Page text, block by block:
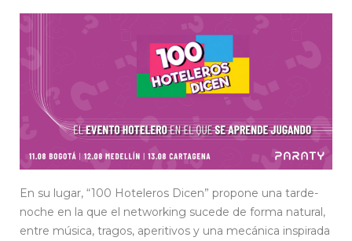
En su lugar, “100 Hoteleros Dicen” propone una tarde-
noche en la que el networking sucede de forma natural,
entre música, tragos, aperitivos y una mecánica inspirada